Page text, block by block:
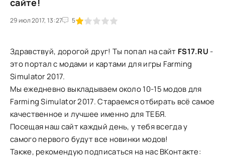
сайте!
29 июл 2017, 13:27 5
1 2 3 4 5
Здравствуй, дорогой друг! Ты попал на сайт FS17.RU -
это портал с модами и картами для игры Farming
Simulator 2017.
Мы ежедневно выкладываем около 10-15 модов для
Farming Simulator 2017. Стараемся отбирать всё самое
качественное и лучшее именно для ТЕБЯ.
Посещая наш сайт каждый день, у тебя всегда у
самого первого будут все новинки модов!
Также, рекомендую подписаться на нас ВКонтакте: